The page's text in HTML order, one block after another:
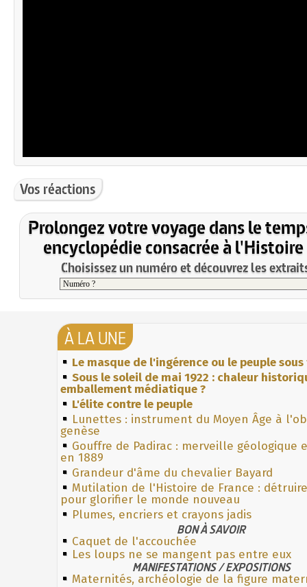
Vos réactions
Prolongez votre voyage dans le
encyclopédie consacrée à l'Histoire
Choisissez un numéro et découvrez les
À LA UNE
Le masque de l'ingérence ou le peuple
Sous le soleil de mai 1922 : chaleur
emballement médiatique ?
L'élite contre le peuple
Lunettes : instrument du Moyen Âge à
genèse
Gouffre de Padirac : merveille géologique
en 1889
Grandeur d'âme du chevalier Bayard
Mutilation de l'Histoire de France :
pour glorifier le monde nouveau
Plumes, encriers et crayons jadis
BON À SAVOIR
Caquet de l'accouchée
Les loups ne se mangent pas entre eux
MANIFESTATIONS / EXPOSITIONS
Maternités, archéologie de la figure